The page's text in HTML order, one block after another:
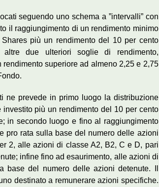
seguendo uno schema a ”intervalli” con
il raggiungimento di un rendimento minimo
più un rendimento del 10 per cento
altre due ulteriori soglie di rendimento,
rendimento superiore ad almeno 2,25 e 2,75
ne prevede in primo luogo la distribuzione
più un rendimento del 10 per cento
in secondo luogo e fino al raggiungimento
pro rata sulla base del numero delle azioni
2, alle azioni di classe A2, B2, C e D, pari
infine fino ad esaurimento, alle azioni di
del numero delle azioni detenute. Il
destinato a remunerare azioni specifiche.